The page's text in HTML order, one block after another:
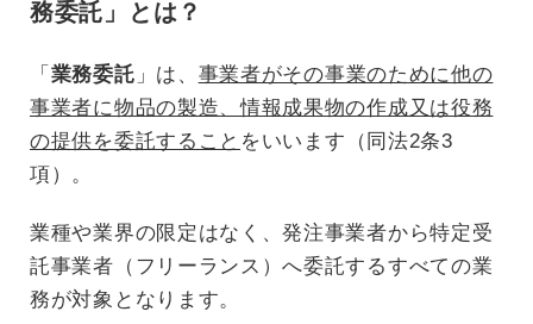
務委託」とは？
「 業務委託 」は、 事業者がその事業のために他の
事業者に物品の製造、情報成果物の作成又は役務
の提供を委託すること をいいます（同法2条3
項）。
業種や業界の限定はなく、発注事業者から特定受
託事業者（フリーランス）へ委託するすべての業
務が対象となります。